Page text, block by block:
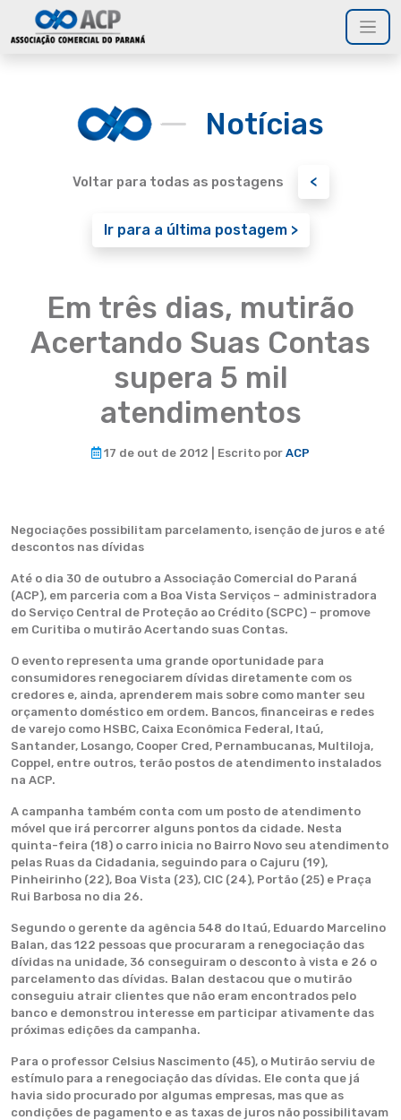
Notícias
Voltar para todas as postagens <
Ir para a última postagem >
Em três dias, mutirão
Acertando Suas Contas
supera 5 mil
atendimentos
17 de out de 2012 | Escrito por ACP
Negociações possibilitam parcelamento, isenção de juros e até
descontos nas dívidas
Até o dia 30 de outubro a Associação Comercial do Paraná
(ACP), em parceria com a Boa Vista Serviços – administradora
do Serviço Central de Proteção ao Crédito (SCPC) – promove
em Curitiba o mutirão Acertando suas Contas.
O evento representa uma grande oportunidade para
consumidores renegociarem dívidas diretamente com os
credores e, ainda, aprenderem mais sobre como manter seu
orçamento doméstico em ordem. Bancos, financeiras e redes
de varejo como HSBC, Caixa Econômica Federal, Itaú,
Santander, Losango, Cooper Cred, Pernambucanas, Multiloja,
Coppel, entre outros, terão postos de atendimento instalados
na ACP.
A campanha também conta com um posto de atendimento
móvel que irá percorrer alguns pontos da cidade. Nesta
quinta-feira (18) o carro inicia no Bairro Novo seu atendimento
pelas Ruas da Cidadania, seguindo para o Cajuru (19),
Pinheirinho (22), Boa Vista (23), CIC (24), Portão (25) e Praça
Rui Barbosa no dia 26.
Segundo o gerente da agência 548 do Itaú, Eduardo Marcelino
Balan, das 122 pessoas que procuraram a renegociação das
dívidas na unidade, 36 conseguiram o desconto à vista e 26 o
parcelamento das dívidas. Balan destacou que o mutirão
conseguiu atrair clientes que não eram encontrados pelo
banco e demonstrou interesse em participar ativamente das
próximas edições da campanha.
Para o professor Celsius Nascimento (45), o Mutirão serviu de
estímulo para a renegociação das dívidas. Ele conta que já
havia sido procurado por algumas empresas, mas que as
condições de pagamento e as taxas de juros não possibilitavam